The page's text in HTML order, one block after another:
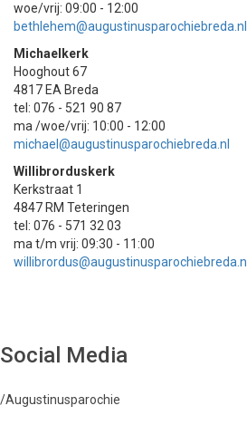
woe/vrij: 09:00 - 12:00
bethlehem@augustinusparochiebreda.nl
Michaelkerk
Hooghout 67
4817 EA Breda
tel: 076 - 521 90 87
ma /woe/vrij: 10:00 - 12:00
michael@augustinusparochiebreda.nl
Willibrorduskerk
Kerkstraat 1
4847 RM Teteringen
tel: 076 - 571 32 03
ma t/m vrij: 09:30 - 11:00
willibrordus@augustinusparochiebreda.nl
Social Media
/Augustinusparochie